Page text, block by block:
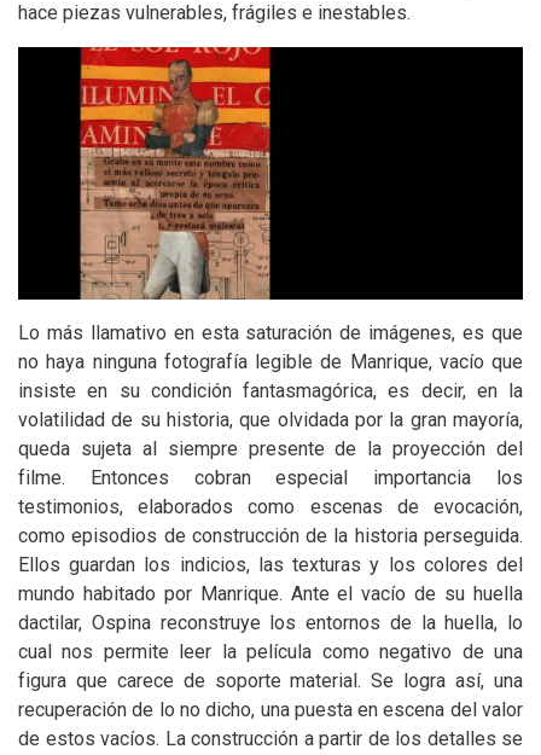
hace piezas vulnerables, frágiles e inestables.
Lo más llamativo en esta saturación de imágenes, es que
no haya ninguna fotografía legible de Manrique, vacío que
insiste en su condición fantasmagórica, es decir, en la
volatilidad de su historia, que olvidada por la gran mayoría,
queda sujeta al siempre presente de la proyección del
filme. Entonces cobran especial importancia los
testimonios, elaborados como escenas de evocación,
como episodios de construcción de la historia perseguida.
Ellos guardan los indicios, las texturas y los colores del
mundo habitado por Manrique. Ante el vacío de su huella
dactilar, Ospina reconstruye los entornos de la huella, lo
cual nos permite leer la película como negativo de una
figura que carece de soporte material. Se logra así, una
recuperación de lo no dicho, una puesta en escena del valor
de estos vacíos. La construcción a partir de los detalles se